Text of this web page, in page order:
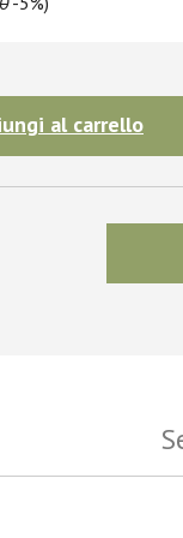
al carrello